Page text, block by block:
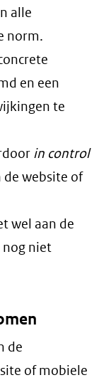
alle
norm.
en een
te
in control
website of
wel aan de
niet
de
of mobiele